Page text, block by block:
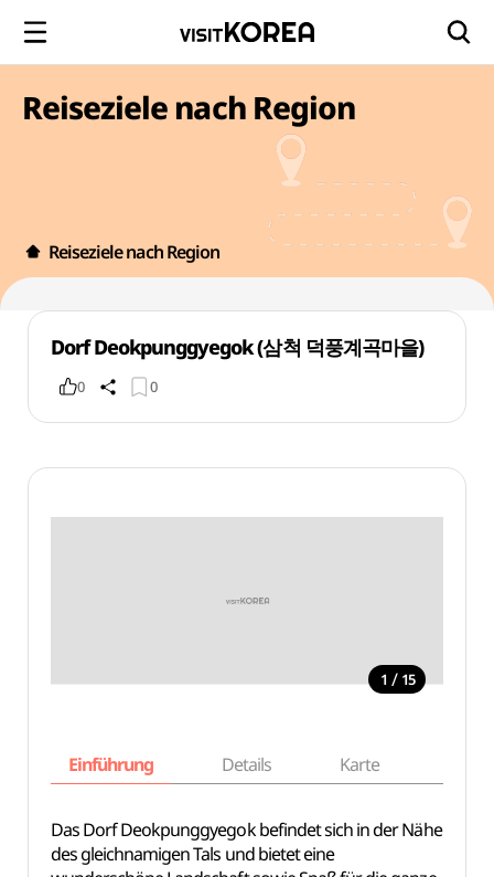
Reiseziele nach Region
Reiseziele nach Region
Dorf Deokpunggyegok (삼척 덕풍계곡마을)
0 0
1 / 15
Einführung Details Karte
Das Dorf Deokpunggyegok befindet sich in der Nähe
des gleichnamigen Tals und bietet eine